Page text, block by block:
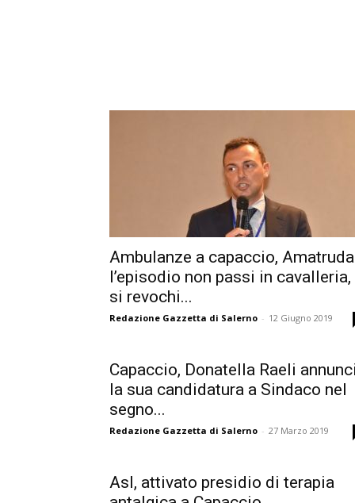
Ambulanze a capaccio,
l’episodio non passi in cavalleria,
si revochi...
Redazione Gazzetta di Salerno - 12 Giugno 2019
Capaccio, Donatella Raeli
la sua candidatura a Sindaco nel
segno...
Redazione Gazzetta di Salerno - 27 Marzo 2019
Asl, attivato presidio di terapia